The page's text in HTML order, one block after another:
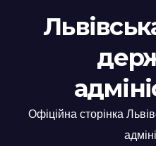
Офіційна сторінка